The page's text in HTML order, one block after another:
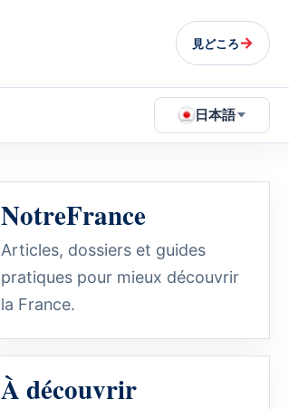
見どころ→
日本語
NotreFrance
Articles, dossiers et guides
pratiques pour mieux découvrir
la France.
À découvrir